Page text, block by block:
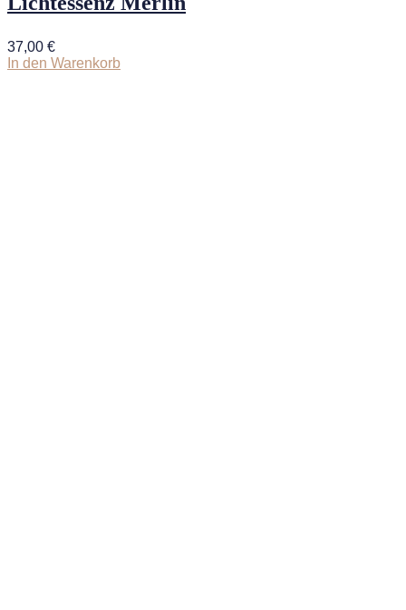
37,00 €
In den Warenkorb